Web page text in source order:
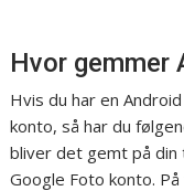
Hvor gemmer
Hvis du har en
konto, så har du
bliver det gemt på
Google Foto konto.